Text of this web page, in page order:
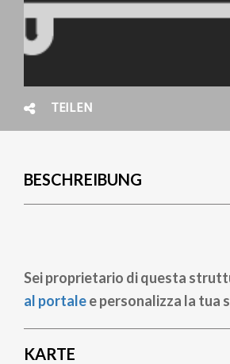
TEILEN
BESCHREIBUNG
Sei proprietario di questa
al portalee personalizza la tua
KARTE